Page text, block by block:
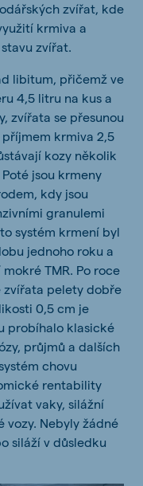
zvířat, kde
krmiva a
zvířat.
libitum, přičemž ve
4,5 litru na kus a
zvířata se přesunou
krmiva 2,5
kozy několik
jsou krmeny
kdy jsou
granulemi
systém krmení byl
jednoho roku a
TMR. Po roce
zvířata pelety dobře
0,5 cm je
probíhalo klasické
průjmů a dalších
chovu
rentability
vaky, silážní
vozy. Nebyly žádné
siláží v důsledku